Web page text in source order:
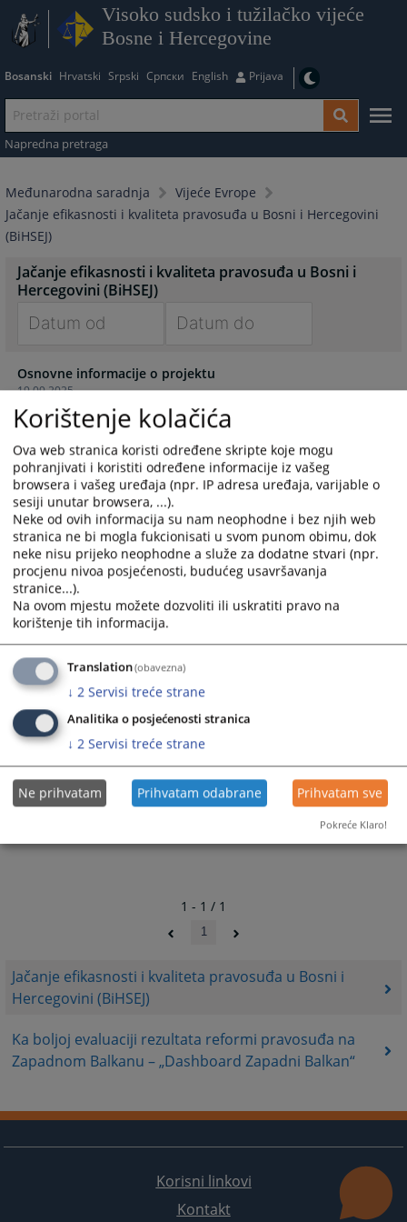
Visoko sudsko i tužilačko vijeće
Bosne i Hercegovine
Bosanski Hrvatski Srpski Српски English Prijava
Napredna pretraga
Međunarodna saradnja
Vijeće Evrope
Jačanje efikasnosti i kvaliteta pravosuđa u Bosni i Hercegovini
(BiHSEJ)
Jačanje efikasnosti i kvaliteta pravosuđa u Bosni i
Hercegovini (BiHSEJ)
Ka boljoj evaluaciji rezultata reformi pravosuđa na
Zapadnom Balkanu – „Dashboard Zapadni Balkan“
Jačanje efikasnosti i kvaliteta pravosuđa u Bosni i
Hercegovini (BiHSEJ)
forward
to
interact
with
the
calendar
and
select
a
date.
Press
the
question
mark
key
get
the
keyboard
shortcuts
changing
forward
to
interact
with
the
calendar
and
select
a
date.
Press
question
mark
to
get
the
shortcuts
changing
19.09.2025.
Osnovne informacije o projektu
1 - 1 / 1
1
Korisni linkovi
Kontakt
Korištenje kolačića
Ova web stranica koristi određene skripte koje mogu
pohranjivati i koristiti određene informacije iz vašeg
browsera i vašeg uređaja (npr. IP adresa uređaja, varijable o
sesiji unutar browsera, ...).
Neke od ovih informacija su nam neophodne i bez njih web
stranica ne bi mogla fukcionisati u svom punom obimu, dok
neke nisu prijeko neophodne a služe za dodatne stvari (npr.
procjenu nivoa posjećenosti, budućeg usavršavanja
stranice...).
Na ovom mjestu možete dozvoliti ili uskratiti pravo na
korištenje tih informacija.
Translation(obavezna)
↓ 2 Servisi treće strane
Analitika o posjećenosti stranica
↓ 2 Servisi treće strane
Ne prihvatam Prihvatam odabrane Prihvatam sve
Pokreće Klaro!